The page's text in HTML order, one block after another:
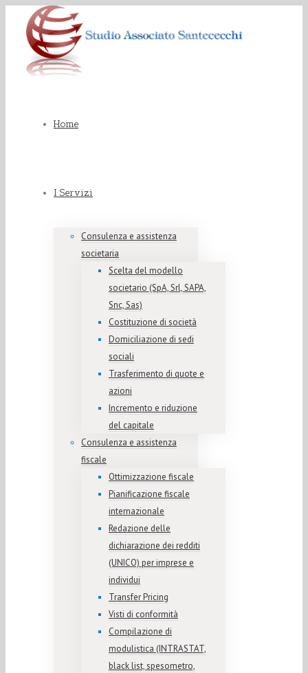
Home
I Servizi
Consulenza e assistenza
societaria
Scelta del modello
societario (SpA, Srl, SAPA,
Snc, Sas)
Costituzione di società
Domiciliazione di sedi
sociali
Trasferimento di quote e
azioni
Incremento e riduzione
del capitale
Consulenza e assistenza
fiscale
Ottimizzazione fiscale
Pianificazione fiscale
internazionale
Redazione delle
dichiarazione dei redditi
(UNICO) per imprese e
individui
Transfer Pricing
Visti di conformità
Compilazione di
modulistica (INTRASTAT,
black list, spesometro,